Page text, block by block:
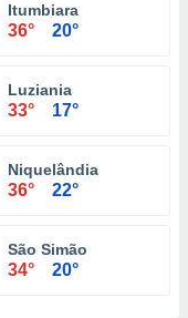
Itumbiara
36° 20°
Luziania
33° 17°
Niquelândia
36° 22°
São Simão
34° 20°